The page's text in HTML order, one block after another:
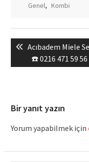
Genel, Kombi
gezinmesi
Previous
post:
Acıbadem Miele
☎️ 0216 471 59 56
Bir yanıt yazın
Yorum yapabilmek için